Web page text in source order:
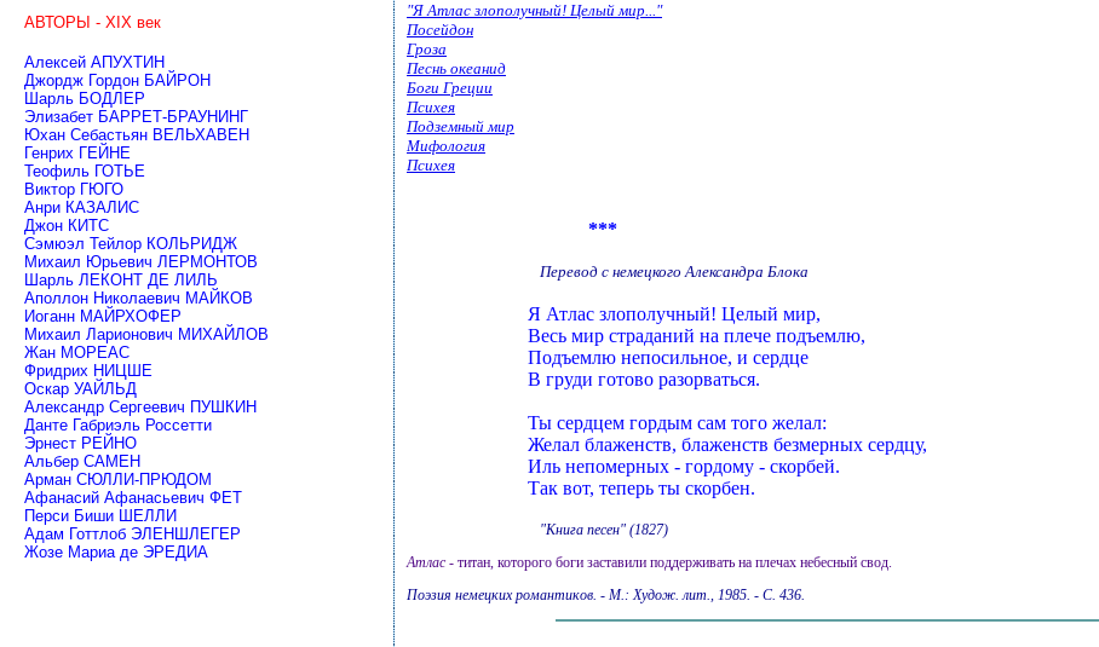
АВТОРЫ - ХIХ век
Алексей АПУХТИН
Джордж Гордон БАЙРОН
Шарль БОДЛЕР
Элизабет БАРРЕТ-БРАУНИНГ
Юхан Себастьян ВЕЛЬХАВЕН
Генрих ГЕЙНЕ
Теофиль ГОТЬЕ
Виктор ГЮГО
Анри КАЗАЛИС
Джон КИТС
Сэмюэл Тейлор КОЛЬРИДЖ
Михаил Юрьевич ЛЕРМОНТОВ
Шарль ЛЕКОНТ ДЕ ЛИЛЬ
Аполлон Николаевич МАЙКОВ
Иоганн МАЙРХОФЕР
Михаил Ларионович МИХАЙЛОВ
Жан МОРЕАС
Фридрих НИЦШЕ
Оскар УАЙЛЬД
Александр Сергеевич ПУШКИН
Данте Габриэль Россетти
Эрнест РЕЙНО
Альбер САМЕН
Арман СЮЛЛИ-ПРЮДОМ
Афанасий Афанасьевич ФЕТ
Перси Биши ШЕЛЛИ
Адам Готтлоб ЭЛЕНШЛЕГЕР
Жозе Мариа де ЭРЕДИА
"Я Атлас злополучный! Целый мир..."
Посейдон
Гроза
Песнь океанид
Боги Греции
Психея
Подземный мир
Мифология
Психея
***
Перевод с немецкого Александра Блока
Я Атлас злополучный! Целый мир,
Весь мир страданий на плече подъемлю,
Подъемлю непосильное, и сердце
В груди готово разорваться.
Ты сердцем гордым сам того желал:
Желал блаженств, блаженств безмерных сердцу,
Иль непомерных - гордому - скорбей.
Так вот, теперь ты скорбен.
"Книга песен" (1827)
Атлас- титан, которого боги заставили поддерживать на плечах небесный свод.
Поэзия немецких романтиков. - М.: Худож. лит., 1985. - С. 436.